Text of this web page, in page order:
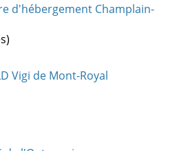
d'hébergement Champlain-
Vigi de Mont-Royal